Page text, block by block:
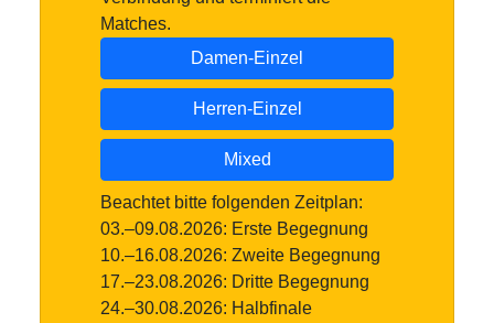
Matches.
Damen-Einzel
Herren-Einzel
Mixed
Beachtet bitte folgenden Zeitplan:
03.–09.08.2026: Erste Begegnung
10.–16.08.2026: Zweite Begegnung
17.–23.08.2026: Dritte Begegnung
24.–30.08.2026: Halbfinale